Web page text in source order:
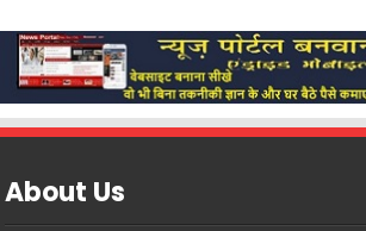
About Us